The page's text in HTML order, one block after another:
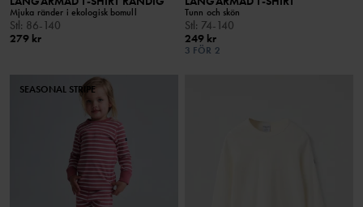
Mjuka ränder i ekologisk bomull
Stl: 86-140
279 kr
Tunn och skön
Stl: 74-140
249 kr
3 FÖR 2
SEASONAL STRIPE